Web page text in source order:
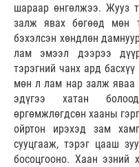
шараар өнгөлжээ. Жууз
залж явах бөгөөд мөн
бэхэлсэн хөндлөн
лам эмээл дээрээ
тэрэгний чанх ард
мөн л лам нар залж яваа
эдүгээ хатан
өргөмжлөгдсөн хааны
ойртон ирэхэд зам
сууцгааж, тэрэг цааш
босоцгооно. Хаан эзний